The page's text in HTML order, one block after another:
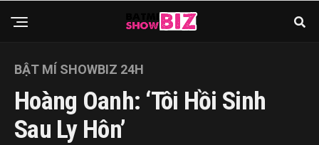
BẬT MÍ SHOWBIZ 24H
Hoàng Oanh: ‘Tôi Hồi Sinh
Sau Ly Hôn’